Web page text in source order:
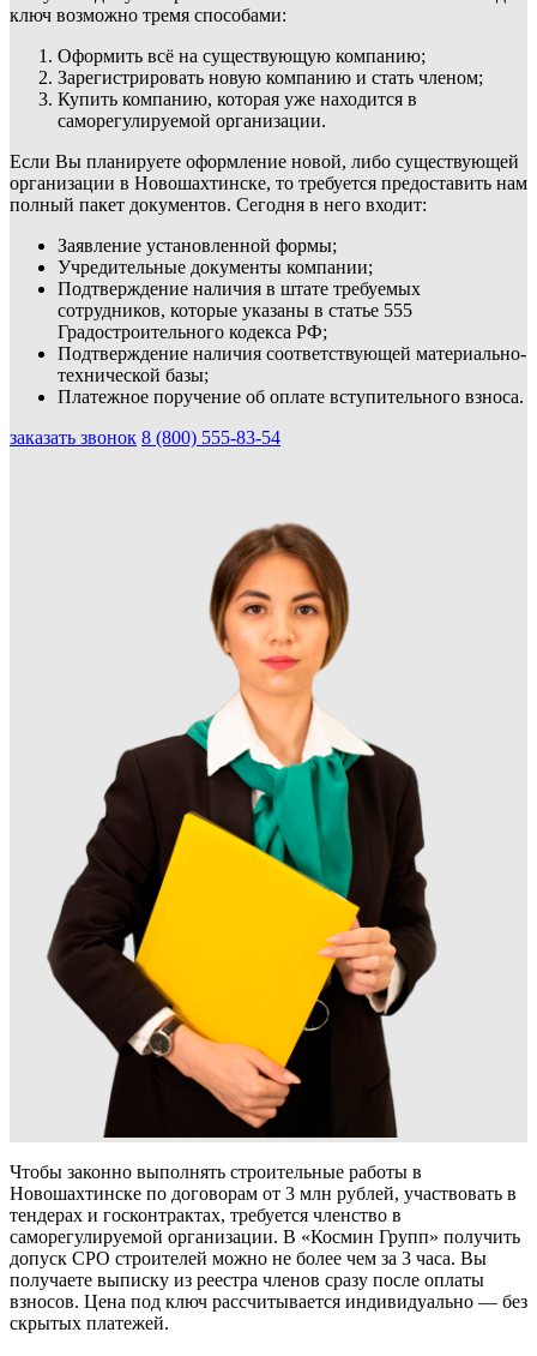
ключ возможно тремя способами:
Оформить всё на существующую компанию;
Зарегистрировать новую компанию и стать членом;
Купить компанию, которая уже находится в
саморегулируемой организации.
Если Вы планируете оформление новой, либо существующей
организации в Новошахтинске, то требуется предоставить нам
полный пакет документов. Сегодня в него входит:
Заявление установленной формы;
Учредительные документы компании;
Подтверждение наличия в штате требуемых
сотрудников, которые указаны в статье 555
Градостроительного кодекса РФ;
Подтверждение наличия соответствующей материально-
технической базы;
Платежное поручение об оплате вступительного взноса.
заказать звонок 8 (800) 555-83-54
Чтобы законно выполнять строительные работы в
Новошахтинске по договорам от 3 млн рублей, участвовать в
тендерах и госконтрактах, требуется членство в
саморегулируемой организации. В «Космин Групп» получить
допуск СРО строителей можно не более чем за 3 часа. Вы
получаете выписку из реестра членов сразу после оплаты
взносов. Цена под ключ рассчитывается индивидуально — без
скрытых платежей.